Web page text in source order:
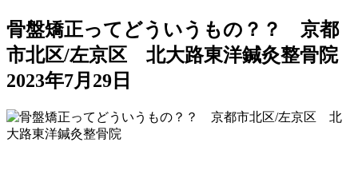
骨盤矯正ってどういうもの？？ 京都
市北区/左京区 北大路東洋鍼灸整骨院
2023年7月29日